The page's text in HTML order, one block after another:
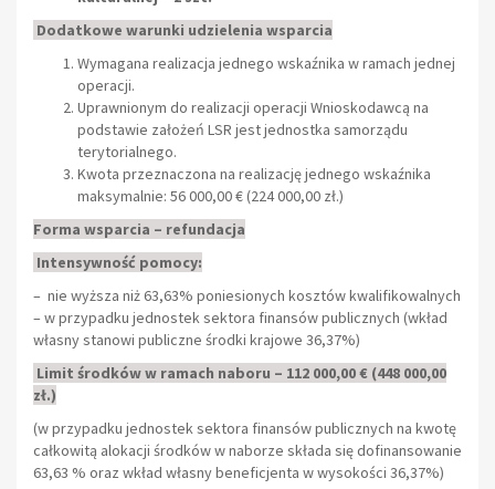
Dodatkowe warunki udzielenia wsparcia
Wymagana realizacja jednego wskaźnika w ramach jednej
operacji.
Uprawnionym do realizacji operacji Wnioskodawcą na
podstawie założeń LSR jest jednostka samorządu
terytorialnego.
Kwota przeznaczona na realizację jednego wskaźnika
maksymalnie: 56 000,00 € (224 000,00 zł.)
Forma wsparcia – refundacja
Intensywność pomocy:
– nie wyższa niż 63,63% poniesionych kosztów kwalifikowalnych
– w przypadku jednostek sektora finansów publicznych (wkład
własny stanowi publiczne środki krajowe 36,37%)
Limit środków w ramach naboru – 112 000,00 € (448 000,00
zł.)
(w przypadku jednostek sektora finansów publicznych na kwotę
całkowitą alokacji środków w naborze składa się dofinansowanie
63,63 % oraz wkład własny beneficjenta w wysokości 36,37%)